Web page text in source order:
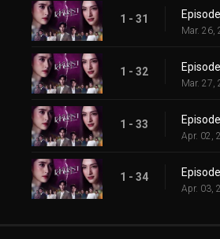
1 - 31
Mar. 26,
1 - 32
Mar. 27,
1 - 33
Apr. 02,
1 - 34
Apr. 03,